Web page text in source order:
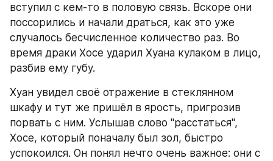
вступил с кем-то в половую связь. Вскоре они
поссорились и начали драться, как это уже
случалось бесчисленное количество раз. Во
время драки Хосе ударил Хуана кулаком в лицо,
разбив ему губу.
Хуан увидел своё отражение в стеклянном
шкафу и тут же пришёл в ярость, пригрозив
порвать с ним. Услышав слово "расстаться",
Хосе, который поначалу был зол, быстро
успокоился. Он понял нечто очень важное: они с